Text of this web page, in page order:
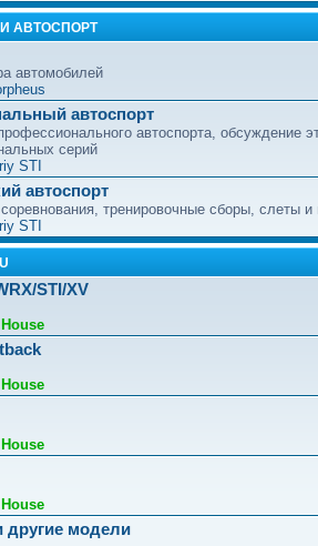
АВТОСПОРТ
автомобилей
автоспорт
автоспорта, обсуждение
серий
STI
автоспорт
тренировочные сборы, слеты и
STI
STI/XV
другие модели